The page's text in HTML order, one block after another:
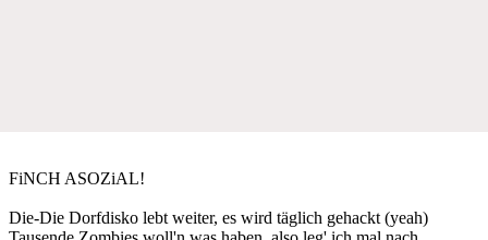
FiNCH ASOZiAL!
Die-Die Dorfdisko lebt weiter, es wird täglich gehackt (yeah)